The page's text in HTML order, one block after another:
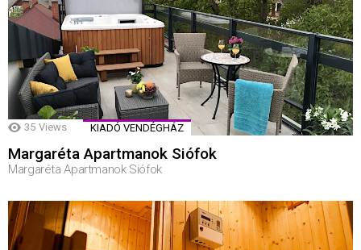
35 Views KIADÓ VENDÉGHÁZ
Margaréta Apartmanok Siófok
Margaréta Apartmanok Siófok